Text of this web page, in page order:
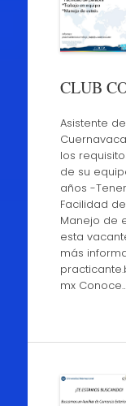
CLUB
Asistente
los
de su
años -
Facilidad
Manejo de
esta
más
mx